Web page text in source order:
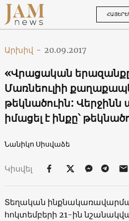
Արխիվ - 20.09.2017
«Վրացական
Մառնեուլիի
թեկնածուին: Վերջինն
իմացել է ինքը՝
Նանիկո Սիսվաձե
Կիսվել
Տեղական
հոկտեմբերի 21-ին